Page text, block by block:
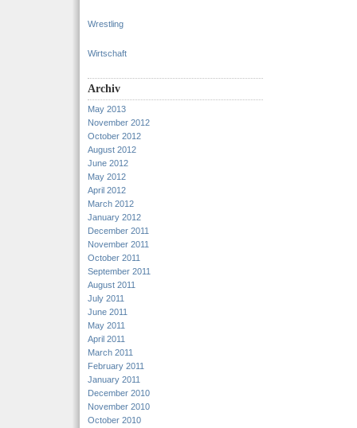
Wrestling
Wirtschaft
Archiv
May 2013
November 2012
October 2012
August 2012
June 2012
May 2012
April 2012
March 2012
January 2012
December 2011
November 2011
October 2011
September 2011
August 2011
July 2011
June 2011
May 2011
April 2011
March 2011
February 2011
January 2011
December 2010
November 2010
October 2010